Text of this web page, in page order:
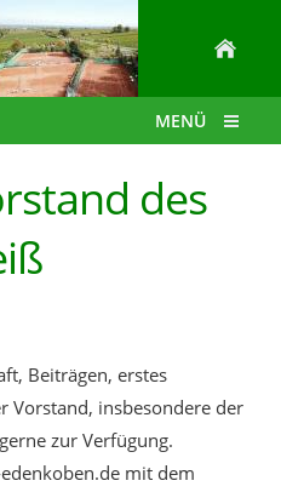
MENÜ
des
Beiträgen, erstes
Vorstand, insbesondere der
zur Verfügung.
mit dem